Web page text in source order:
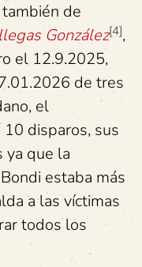
de
González[4],
el 12.9.2025,
de tres
el
disparos, sus
ya que la
estaba más
a las víctimas
todos los